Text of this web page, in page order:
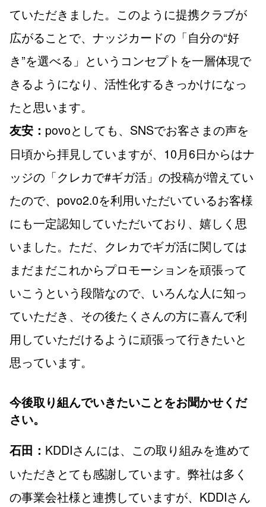
ていただきました。このように提携クラブが
広がることで、ナッジカードの「自分の“好
き”を選べる」というコンセプトを一層体現で
きるようになり、活性化するきっかけになっ
たと思います。
友安： povoとしても、SNSでお客さまの声を
日頃から拝見していますが、10月6日からはナ
ッジの「クレカで#ギガ活」の投稿が増えてい
たので、povo2.0を利用いただいているお客様
にも一定認知していただいており、嬉しく思
いました。ただ、クレカでギガ活に関しては
まだまだこれからプロモーションを頑張って
いこうという段階なので、いろんな人に知っ
ていただき、その後たくさんの方に喜んで利
用していただけるように頑張って行きたいと
思っています。
今後取り組んでいきたいことをお聞かせくだ
さい。
石田： KDDIさんには、この取り組みを進めて
いただきとても感謝しています。弊社は多く
の事業会社様と連携していますが、KDDIさん